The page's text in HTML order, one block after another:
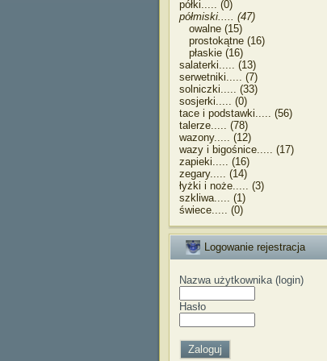
półki..... (0)
półmiski..... (47)
owalne (15)
prostokątne (16)
płaskie (16)
salaterki..... (13)
serwetniki..... (7)
solniczki..... (33)
sosjerki..... (0)
tace i podstawki..... (56)
talerze..... (78)
wazony..... (12)
wazy i bigośnice..... (17)
zapieki..... (16)
zegary..... (14)
łyżki i noże..... (3)
szkliwa..... (1)
świece..... (0)
Logowanie rejestracja
Nazwa użytkownika (login)
Hasło